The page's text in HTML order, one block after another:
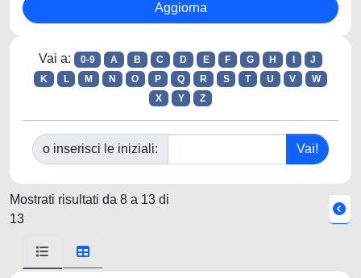
Vai a: 0-9 A B C D E F G H
J
K
L M N O P Q R S T U V
W
X
Y Z
o inserisci le iniziali:
Mostrati risultati da 8 a 13 di
13